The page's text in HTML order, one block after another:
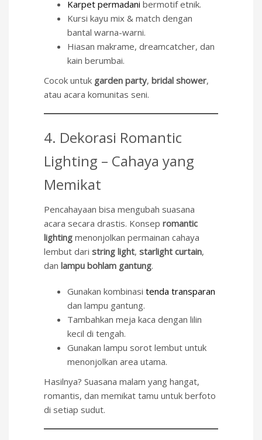
Karpet permadani bermotif etnik.
Kursi kayu mix & match dengan
bantal warna-warni.
Hiasan makrame, dreamcatcher, dan
kain berumbai.
Cocok untuk garden party, bridal shower,
atau acara komunitas seni.
4. Dekorasi Romantic
Lighting – Cahaya yang
Memikat
Pencahayaan bisa mengubah suasana
acara secara drastis. Konsep romantic
lighting menonjolkan permainan cahaya
lembut dari string light, starlight curtain,
dan lampu bohlam gantung.
Gunakan kombinasi tenda transparan
dan lampu gantung.
Tambahkan meja kaca dengan lilin
kecil di tengah.
Gunakan lampu sorot lembut untuk
menonjolkan area utama.
Hasilnya? Suasana malam yang hangat,
romantis, dan memikat tamu untuk berfoto
di setiap sudut.